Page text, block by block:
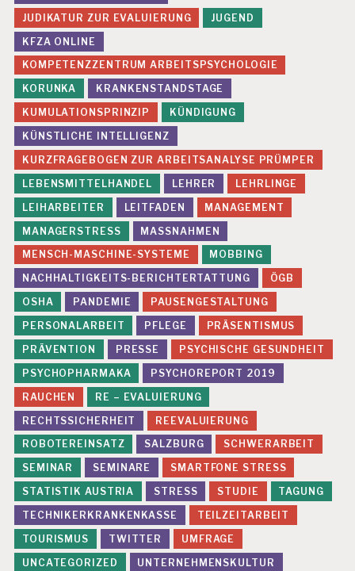
L
E
X
I
B
IL
IS
IE
R
U
N
G
G
E
F
Ä
H
R
D
U
N
G
S
B
E
U
R
T
EI
L
U
N
G
G
E
S
JUDIKATUR ZUR EVALUIERUNG
JUGEND
KFZA ONLINE
KOMPETENZZENTRUM ARBEITSPSYCHOLOGIE
KORUNKA
KRANKENSTANDSTAGE
KUMULATIONSPRINZIP
KÜNDIGUNG
KÜNSTLICHE INTELLIGENZ
KURZFRAGEBOGEN ZUR ARBEITSANALYSE PRÜMPER
LEBENSMITTELHANDEL
LEHRER
LEHRLINGE
LEIHARBEITER
LEITFADEN
MANAGEMENT
MANAGERSTRESS
MASSNAHMEN
MENSCH-MASCHINE-SYSTEME
MOBBING
NACHHALTIGKEITS-BERICHTERTATTUNG
ÖGB
OSHA
PANDEMIE
PAUSENGESTALTUNG
PERSONALARBEIT
PFLEGE
PRÄSENTISMUS
PRÄVENTION
PRESSE
PSYCHISCHE GESUNDHEIT
PSYCHOPHARMAKA
PSYCHOREPORT 2019
RAUCHEN
RE – EVALUIERUNG
RECHTSSICHERHEIT
REEVALUIERUNG
ROBOTEREINSATZ
SALZBURG
SCHWERARBEIT
SEMINAR
SEMINARE
SMARTFONE STRESS
STATISTIK AUSTRIA
STRESS STUDIE
TAGUNG
TECHNIKERKRANKENKASSE
TEILZEITARBEIT
TOURISMUS
TWITTER
UMFRAGE
UNCATEGORIZED
UNTERNEHMENSKULTUR